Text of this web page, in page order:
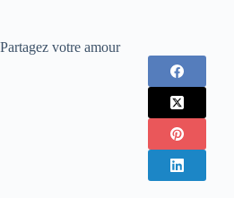
Partagez votre amour